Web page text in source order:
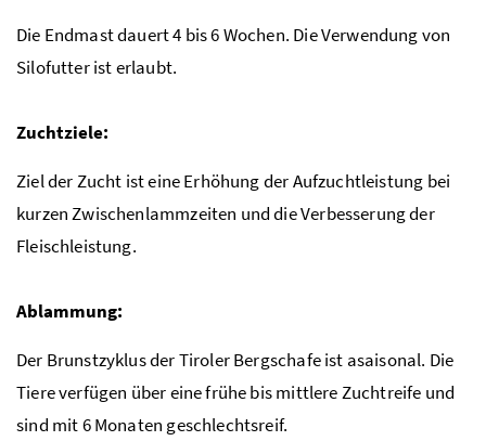
Die Endmast dauert 4 bis 6 Wochen. Die Verwendung von
Silofutter ist erlaubt.
Zuchtziele:
Ziel der Zucht ist eine Erhöhung der Aufzuchtleistung bei
kurzen Zwischenlammzeiten und die Verbesserung der
Fleischleistung.
Ablammung:
Der Brunstzyklus der Tiroler Bergschafe ist asaisonal. Die
Tiere verfügen über eine frühe bis mittlere Zuchtreife und
sind mit 6 Monaten geschlechtsreif.